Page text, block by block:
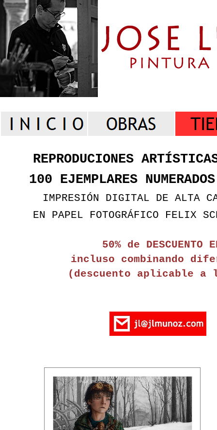
REPRODUCIONES
100 EJEMPLARES
IMPRESIÓN DIGITAL DE ALTA
EN PAPEL FOTOGRÁFICO FELIX
50% de DESCUENTO
incluso combinando
(descuento aplicable a